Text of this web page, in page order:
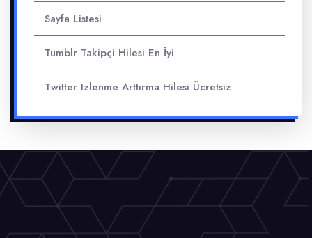
Sayfa Listesi
Tumblr Takipçi Hilesi En İyi
Twitter Izlenme Arttırma Hilesi Ücretsiz